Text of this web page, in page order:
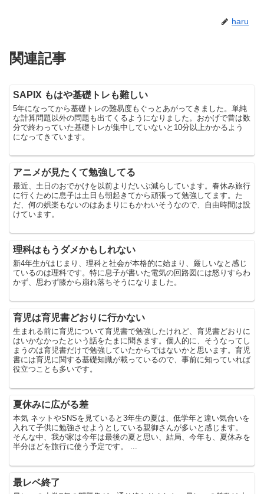
haru
関連記事
SAPIX もはや基礎トレも難しい
5年になってから基礎トレの難易度もぐっとあがってきました。単純
な計算問題以外の問題も出てくるようになりました。おかげで昔は数
分で終わっていた基礎トレが集中していないと10分以上かかるよう
になってきています。
アニメが見たくて勉強してる
最近、土日のおでかけを以前よりだいぶ減らしています。春休み旅行
に行くために息子は土日も朝起きてから頑張って勉強してます。た
だ、何の娯楽もないのはあまりにもかわいそうなので、自由時間は設
けています。
理科はもうダメかもしれない
新4年生がはじまり、理科と社会が本格的に始まり、厳しいなと感じ
ているのは理科です。特に息子が書いた電気の回路図には怒りすらわ
かず、思わず膝から崩れ落ちそうになりました。
育児は育児書どおりに行かない
生まれる前に育児について育児書で勉強したけれど、育児書どおりに
はいかなかったという話をたまに聞きます。個人的に、そうなってし
まうのは育児書だけで勉強していたからではないかと思います。育児
書には育児に関する基礎知識が載っているので、事前に知っていれば
役立つことも多いです。
夏休みに広がる差
本気 ネットやSNSを見ていると3年生の夏は、低学年と違い気合いを
入れて子供に勉強させようとしている親御さんが多いと感じます。
そんな中、我が家は今年は最後の夏と思い、結局、今年も、夏休みを
半分ほどを旅行に使う予定です。 ...
最レベ終了